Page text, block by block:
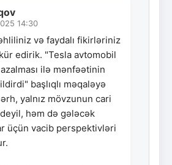
14:30
və faydalı fikirləriniz
edirik. "Tesla avtomobil
azalması ilə mənfəətinin
başlıqlı məqaləyə
yalnız mövzunun cari
həm də gələcək
üçün vacib perspektivləri